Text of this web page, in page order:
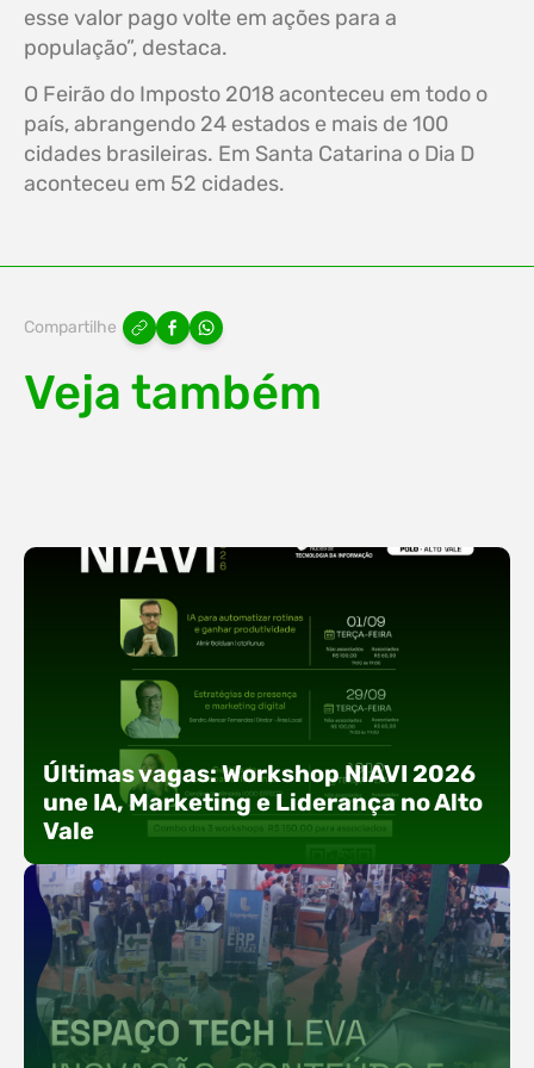
esse valor pago volte em ações para a
população”, destaca.
O Feirão do Imposto 2018 aconteceu em todo o
país, abrangendo 24 estados e mais de 100
cidades brasileiras. Em Santa Catarina o Dia D
aconteceu em 52 cidades.
Compartilhe
Veja também
Últimas vagas: Workshop NIAVI 2026
une IA, Marketing e Liderança no Alto
Vale
Com o objetivo de impulsionar a produtividade, a